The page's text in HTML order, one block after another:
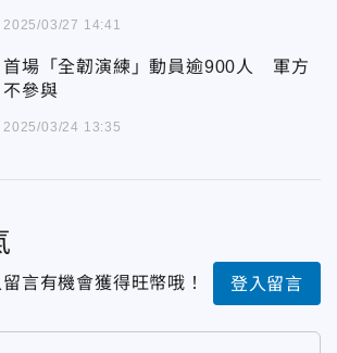
2025/03/27 14:41
首場「全韌演練」動員逾900人 軍方
不參與
2025/03/24 13:35
言有機會獲得旺幣哦！ 登入留言